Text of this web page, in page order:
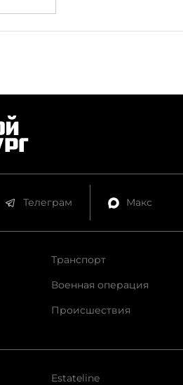
Телеграм Макс
Транспорт
Военная операция
Происшествия
Estateline